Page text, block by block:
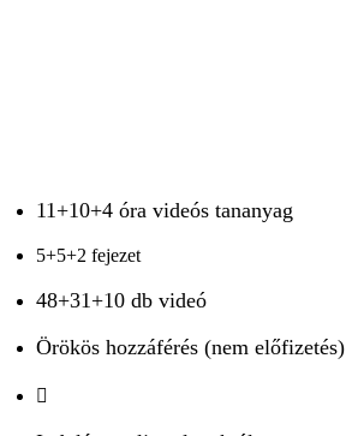
11+10+4 óra videós tananyag
5+5+2 fejezet
48+31+10 db videó
Örökös hozzáférés (nem előfizetés)